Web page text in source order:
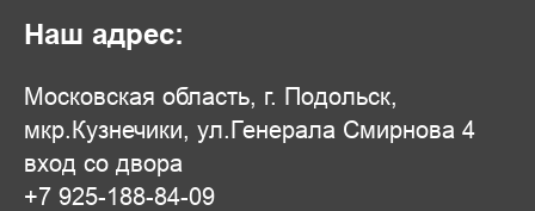
Наш адрес:
Московская область, г. Подольск,
мкр.Кузнечики, ул.Генерала Смирнова 4
вход со двора
+7 925-188-84-09